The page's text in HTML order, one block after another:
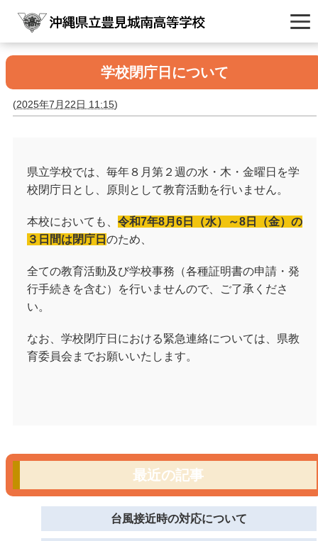
学校閉庁日について
(2025年7月22日 11:15)
県立学校では、毎年８月第２週の水・木・金曜日を学
校閉庁日とし、原則として教育活動を行いません。
本校においても、 令和7年8月6日（水）～8日（金）の
３日間は閉庁日 のため、
全ての教育活動及び学校事務（各種証明書の申請・発
行手続きを含む）を行いませんので、ご了承くださ
い。
なお、学校閉庁日における緊急連絡については、県教
育委員会までお願いいたします。
最近の記事
台風接近時の対応について